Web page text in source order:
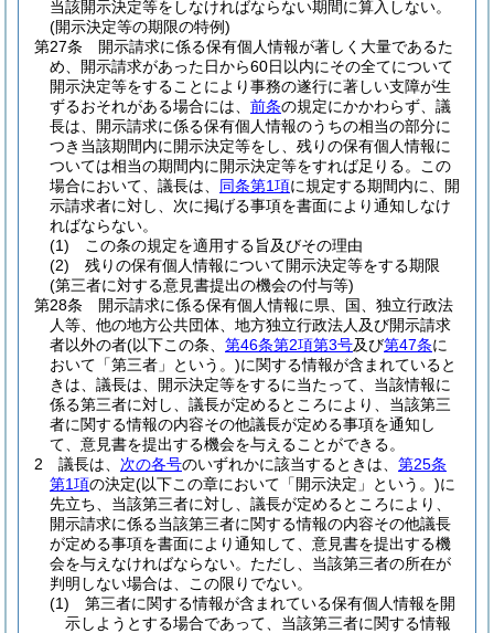
当該開示決定等をしなければならない期間に算入しない。
(開示決定等の期限の特例)
第27条
開示請求に係る保有個人情報が著しく大量であるた
め、開示請求があった日から60日以内にその全てについて
開示決定等をすることにより事務の遂行に著しい支障が生
ずるおそれがある場合には、 前条の規定にかかわらず、議
長は、開示請求に係る保有個人情報のうちの相当の部分に
つき当該期間内に開示決定等をし、残りの保有個人情報に
ついては相当の期間内に開示決定等をすれば足りる。
この
場合において、議長は、 同条第1項に規定する期間内に、開
示請求者に対し、次に掲げる事項を書面により通知しなけ
ればならない。
(1)
この条の規定を適用する旨及びその理由
(2)
残りの保有個人情報について開示決定等をする期限
(第三者に対する意見書提出の機会の付与等)
第28条
開示請求に係る保有個人情報に県、国、独立行政法
人等、他の地方公共団体、地方独立行政法人及び開示請求
者以外の者(以下この条、 第46条第2項第3号及び第47条に
おいて「第三者」という。)に関する情報が含まれていると
きは、議長は、開示決定等をするに当たって、当該情報に
係る第三者に対し、議長が定めるところにより、当該第三
者に関する情報の内容その他議長が定める事項を通知し
て、意見書を提出する機会を与えることができる。
2
議長は、 次の各号のいずれかに該当するときは、 第25条
第1項の決定(以下この章において「開示決定」という。)に
先立ち、当該第三者に対し、議長が定めるところにより、
開示請求に係る当該第三者に関する情報の内容その他議長
が定める事項を書面により通知して、意見書を提出する機
会を与えなければならない。 ただし、当該第三者の所在が
判明しない場合は、この限りでない。
(1)
第三者に関する情報が含まれている保有個人情報を開
示しようとする場合であって、当該第三者に関する情報